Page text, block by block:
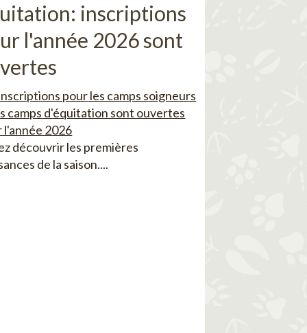
inscriptions
l'année 2026 sont
pour les camps soigneurs
camps d'équitation sont ouvertes
l'année 2026
découvrir les premières
de la saison....